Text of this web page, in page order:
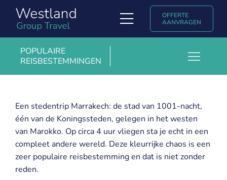
inhoud
Toggle
Navigation
Soorten reizen
Uniglobe ervaringsverhalen & blogs
Contact
English
OFFERTE
AANVRAGEN
POPULAIRE
REISBESTEMMINGEN
Boedapest
Kopenhagen
Krakau
Londen
Een stedentrip Marrakech: de stad van 1001-nacht,
één van de Koningssteden, gelegen in het westen
van Marokko. Op circa 4 uur vliegen sta je echt in een
compleet andere wereld. Deze kleurrijke chaos is een
zeer populaire reisbestemming en dat is niet zonder
reden.